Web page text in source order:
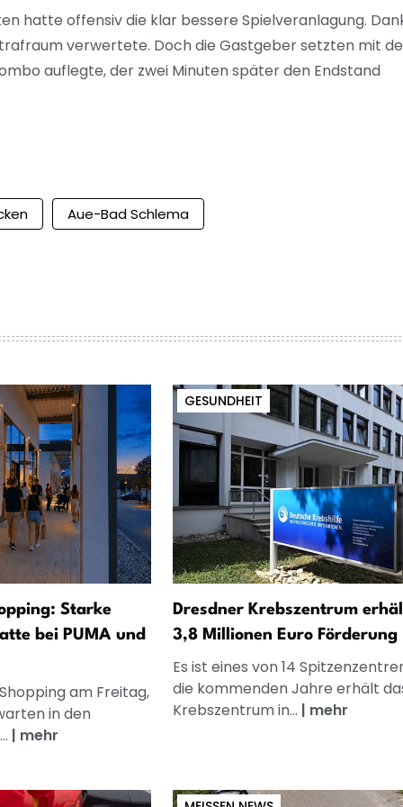
hatte offensiv die klar bessere Spielveranlagung.
verwertete. Doch die Gastgeber setzten mit
auflegte, der zwei Minuten später den Endstand
Aue-Bad Schlema
Starke
bei PUMA und
am Freitag,
in den
| mehr
GESUNDHEIT
Dresdner Krebszentrum
3,8 Millionen Euro Förderung
Es ist eines von 14
die kommenden Jahre erhält
Krebszentrum in... | mehr